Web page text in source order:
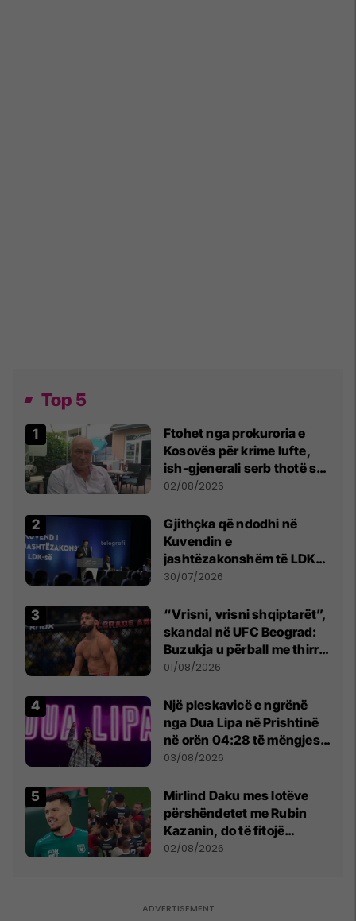
Top 5
Ftohet nga prokuroria e
Kosovës për krime lufte,
ish-gjenerali serb thotë se
dikush e tradhtoi në
02/08/2026
Gjithçka që ndodhi në
Kuvendin e
jashtëzakonshëm të LDK-
së
30/07/2026
“Vrisni, vrisni shqiptarët”,
skandal në UFC Beograd:
Buzukja u përball me thirrje
anti-shqiptare nga
01/08/2026
Një pleskavicë e ngrënë
nga Dua Lipa në Prishtinë
në orën 04:28 të mëngjesit
- dhe bota digjitale serbe
03/08/2026
Mirlind Daku mes lotëve
përshëndetet me Rubin
Kazanin, do të fitojë
miliona te Spartak Moska
02/08/2026